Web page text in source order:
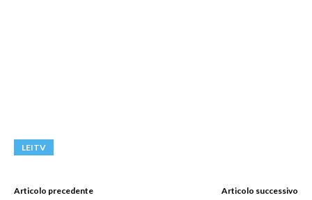
LEITV
Articolo precedente Articolo successivo